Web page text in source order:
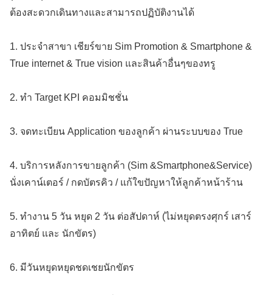
ต้องสะดวกเดินทางและสามารถปฏิบัติงานได้
1. ประจำสาขา เชียร์ขาย Sim Promotion & Smartphone &
True internet & True vision และสินค้าอื่นๆของทรู
2. ทำ Target KPI คอมมิชชั่น
3. จดทะเบียน Application ของลูกค้า ผ่านระบบของ True
4. บริการหลังการขายลูกค้า (Sim &Smartphone&Service)
นั่งเคาน์เตอร์ / กดบัตรคิว / แก้ใขปัญหาให้ลูกค้าหน้าร้าน
5. ทำงาน 5 วัน หยุด 2 วัน ต่อสัปดาห์ (ไม่หยุดตรงศุกร์ เสาร์
อาทิตย์ และ นักขัตร)
6. มีวันหยุดหยุดชดเชยนักขัตร